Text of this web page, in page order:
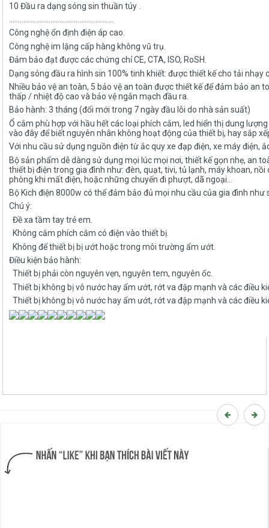
10 Đầu ra dạng sóng sin thuần túy .
Công nghệ ổn định điện áp cao.
Công nghệ im lặng cấp hàng không vũ trụ.
Đảm bảo đạt được các chứng chỉ CE, CTA, ISO, RoSH.
Dạng sóng đầu ra hình sin 100% tinh khiết: được thiết kế cho tải
Nhiều bảo vệ an toàn, 5 bảo vệ an toàn được thiết kế để đảm bảo an
thấp / nhiệt độ cao và bảo vệ ngắn mạch đầu ra.
Bảo hành: 3 tháng (đổi mới trong 7 ngày đầu lỗi do nhà sản suất)
Ổ cắm phù hợp với hầu hết các loại phích cắm, led hiển thị dung
vào đây để biết nguyên nhân không hoạt động của thiết bị, hay sắp
Với nhu cầu sử dụng nguồn điện từ ắc quy xe đạp điện, xe máy điện,
Bộ sản phẩm dễ dàng sử dụng mọi lúc mọi nơi, thiết kế gọn nhẹ, an
thiết bị điện trong gia đình như: đèn, quạt, tivi, tủ lạnh, máy khoan,
phòng khi mất điện, hoặc những chuyến đi phượt, dã ngoại...
Bộ Kich điện 8000w có thể đảm bảo đủ mọi nhu cầu của gia đình
Chú ý:
Đề xa tầm tay trẻ em.
Không cắm phích cắm có điện vào thiết bị.
Không để thiết bị bị ướt hoặc trong môi trường ẩm ướt.
Điều kiện bảo hành:
Thiết bị phải còn nguyên vẹn, nguyên tem, nguyên ốc.
Thiết bị không bị vô nước hay ẩm ướt, rớt va đập mạnh và các điều
Thiết bị không bị vô nước hay ẩm ướt, rớt va đập mạnh và các điều